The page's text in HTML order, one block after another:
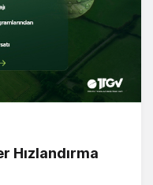
Hızlandırma